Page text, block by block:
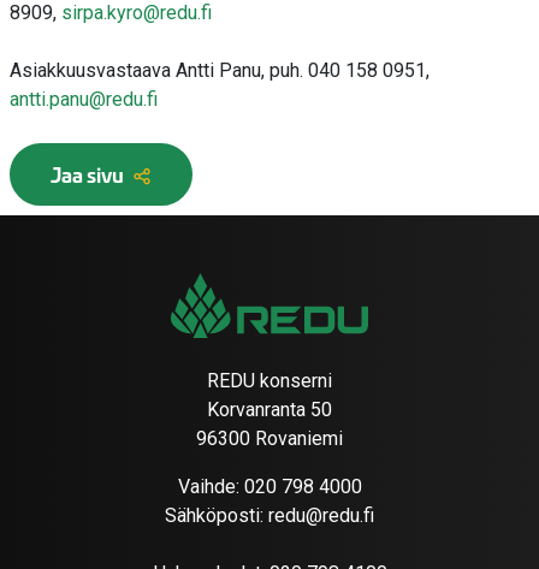
8909, sirpa.kyro@redu.fi
Asiakkuusvastaava Antti Panu, puh. 040 158 0951,
antti.panu@redu.fi
Jaa sivu
REDU konserni
Korvanranta 50
96300 Rovaniemi
Vaihde: 020 798 4000
Sähköposti: redu@redu.fi